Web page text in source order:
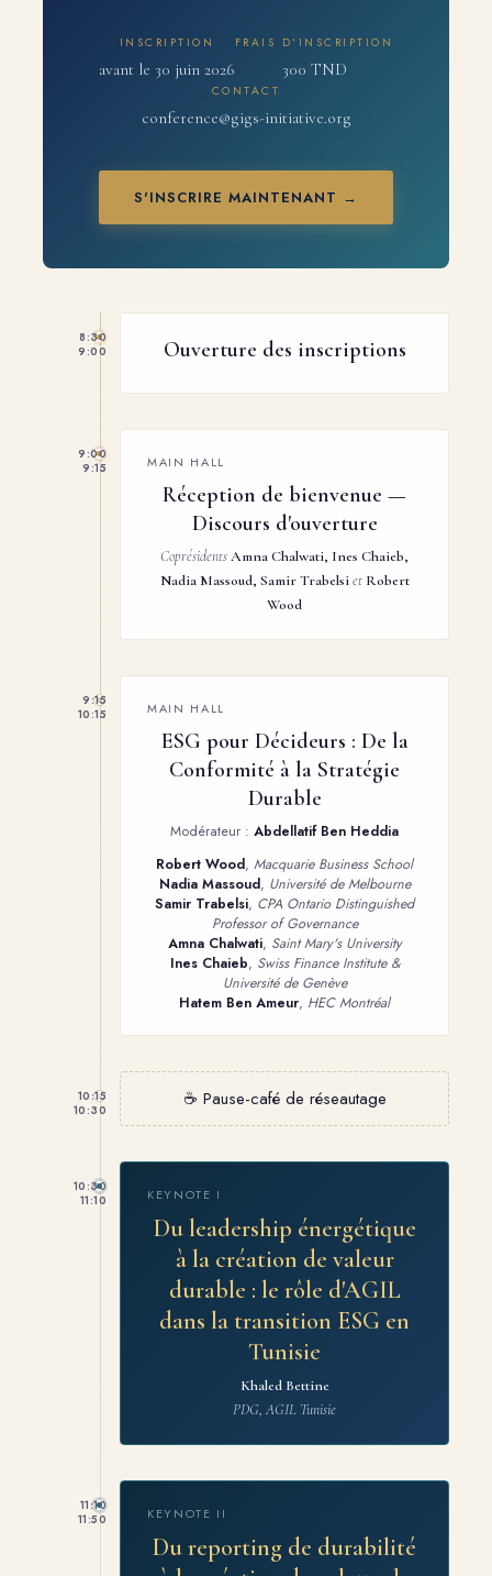
INSCRIPTION
avant le 30 juin 2026
FRAIS D'INSCRIPTION
300 TND
CONTACT
conference@gigs-initiative.org
S'INSCRIRE MAINTENANT →
8:30
9:00
Ouverture des inscriptions
9:00
9:15
MAIN HALL
Réception de bienvenue —
Discours d'ouverture
CoprésidentsAmna Chalwati, Ines Chaieb,
Nadia Massoud, Samir Trabelsiet Robert
Wood
9:15
10:15
MAIN HALL
ESG pour Décideurs : De la
Conformité à la Stratégie
Durable
Modérateur : Abdellatif Ben Heddia
Robert Wood, Macquarie Business School
Nadia Massoud, Université de Melbourne
Samir Trabelsi, CPA Ontario Distinguished
Professor of Governance
Amna Chalwati, Saint Mary's University
Ines Chaieb, Swiss Finance Institute &
Université de Genève
Hatem Ben Ameur, HEC Montréal
10:15
10:30
☕ Pause-café de réseautage
10:30
11:10
KEYNOTE I
Du leadership énergétique
à la création de valeur
durable : le rôle d'AGIL
dans la transition ESG en
Tunisie
Khaled Bettine
PDG, AGIL Tunisie
11:10
11:50
KEYNOTE II
Du reporting de durabilité